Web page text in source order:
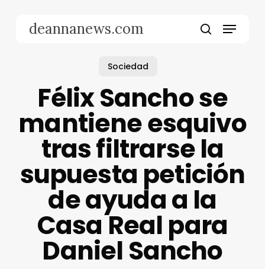
deannanews.com Menu
Sociedad
Félix Sancho se
mantiene esquivo
tras filtrarse la
supuesta petición
de ayuda a la
Casa Real para
Daniel Sancho